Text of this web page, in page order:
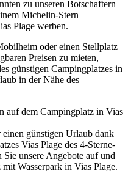
zu unseren Botschaftern
Michelin-Stern
Plage werben.
oder einen Stellplatz
Preisen zu mieten,
günstigen Campingplatzes in
in der Nähe des
auf dem Campingplatz in Vias
günstigen Urlaub dank
Vias Plage des 4-Sterne-
unsere Angebote auf und
Wasserpark in Vias Plage.